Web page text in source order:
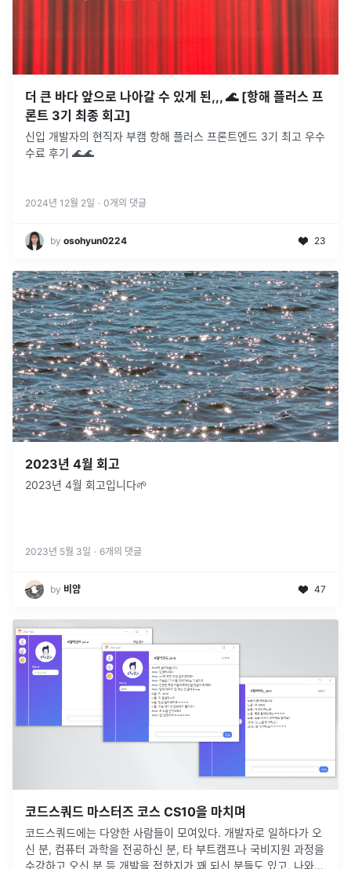
더 큰 바다 앞으로 나아갈 수 있게 된,,, 🌊 [항해 플러스 프
론트 3기 최종 회고]
신입 개발자의 현직자 부캠 항해 플러스 프론트엔드 3기 최고 우수
수료 후기 🌊🌊
2024년 12월 2일 · 0개의 댓글
by osohyun0224 23
2023년 4월 회고
2023년 4월 회고입니다🌱
2023년 5월 3일 · 6개의 댓글
by 비얌 47
코드스쿼드 마스터즈 코스 CS10을 마치며
코드스쿼드에는 다양한 사람들이 모여있다. 개발자로 일하다가 오
신 분, 컴퓨터 과학을 전공하신 분, 타 부트캠프나 국비지원 과정을
수강하고 오신 분 등 개발을 접한지가 꽤 되신 분들도 있고, 나와